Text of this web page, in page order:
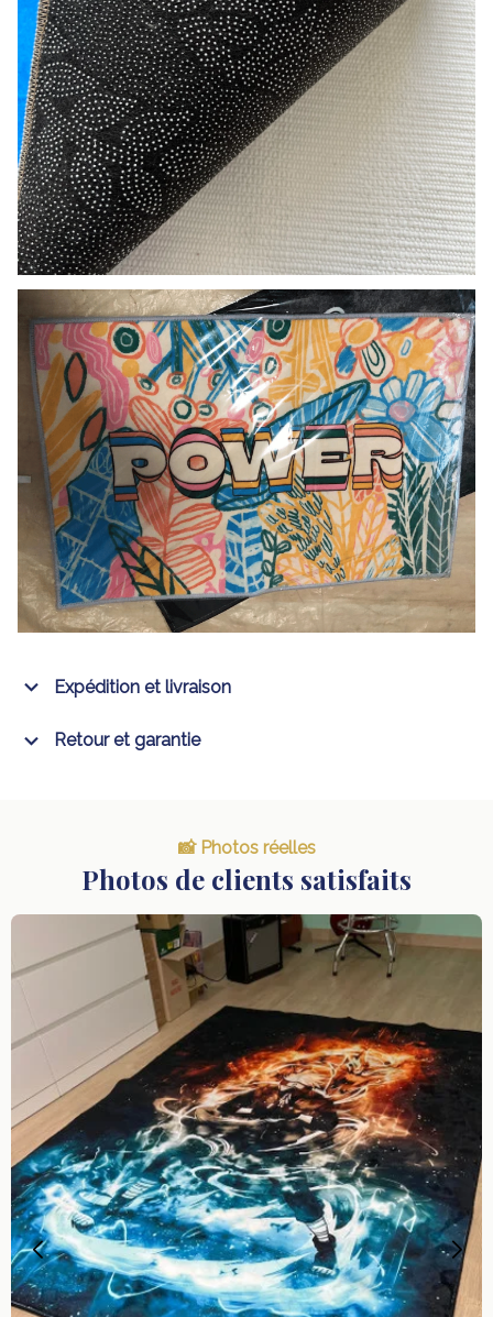
Expédition et livraison
Retour et garantie
📸 Photos réelles
Photos de clients satisfaits